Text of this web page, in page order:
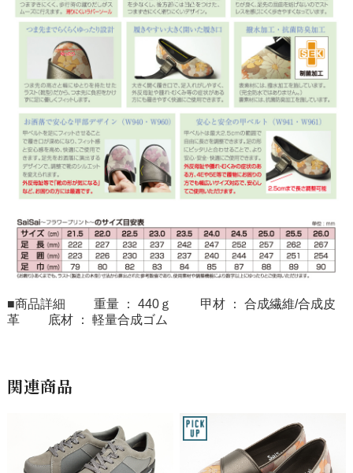
■商品詳細 重量 ： 440ｇ 甲材 ： 合成繊維/合成皮
革 底材 ： 軽量合成ゴム
関連商品